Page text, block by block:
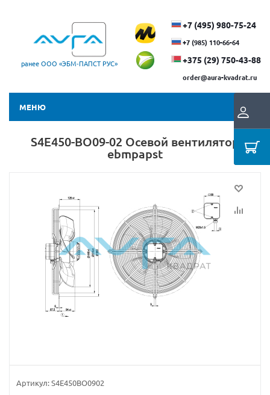
ранее ООО «ЭБМ‑ПАПСТ РУС»
+7 (495) 980-75-24
+7 (985) 110-66-64
+375 (29) ​750-43-88
order@aura-kvadrat.ru
МЕНЮ
S4E450-BO09-02 Осевой вентилятор
ebmpapst
Артикул:S4E450BO0902